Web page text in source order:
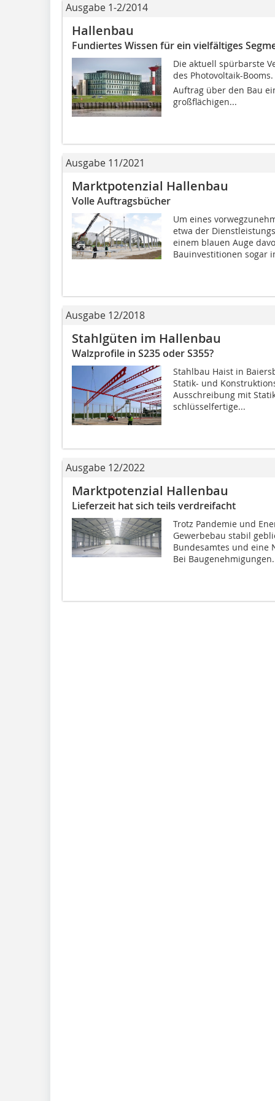
Ausgabe 1-2/2014
Hallenbau
Fundiertes Wissen für ein vielfältiges
Die aktuell spürbarste
des Photovoltaik-
Auftrag über den Bau
großflächigen...
Ausgabe 11/2021
Marktpotenzial Hallenbau
Volle Auftragsbücher
Um eines
etwa der
einem blauen Auge
Bauinvestitionen sogar
Ausgabe 12/2018
Stahlgüten im Hallenbau
Walzprofile in S235 oder S355?
Stahlbau Haist in
Statik- und
Ausschreibung mit
schlüsselfertige...
Ausgabe 12/2022
Marktpotenzial Hallenbau
Lieferzeit hat sich teils verdreifacht
Trotz Pandemie und
Gewerbebau stabil
Bundesamtes und eine
Bei